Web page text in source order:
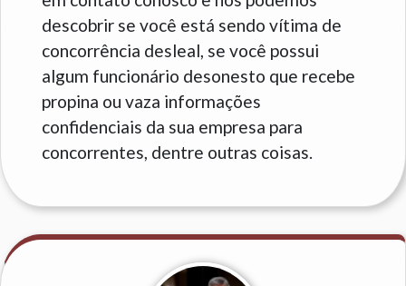
descobrir se você está sendo vítima de
concorrência desleal, se você possui
algum funcionário desonesto que recebe
propina ou vaza informações
confidenciais da sua empresa para
concorrentes, dentre outras coisas.